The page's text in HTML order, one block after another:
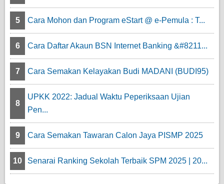
5 Cara Mohon dan Program eStart @ e-Pemula : T...
6 Cara Daftar Akaun BSN Internet Banking &#8211...
7 Cara Semakan Kelayakan Budi MADANI (BUDI95)
8
UPKK 2022: Jadual Waktu Peperiksaan Ujian
Pen...
9 Cara Semakan Tawaran Calon Jaya PISMP 2025
10 Senarai Ranking Sekolah Terbaik SPM 2025 | 20...